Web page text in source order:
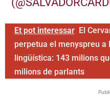
Et pot interessar El
perpetua el menyspreu a
lingüística: 143 milions
milions de parlants